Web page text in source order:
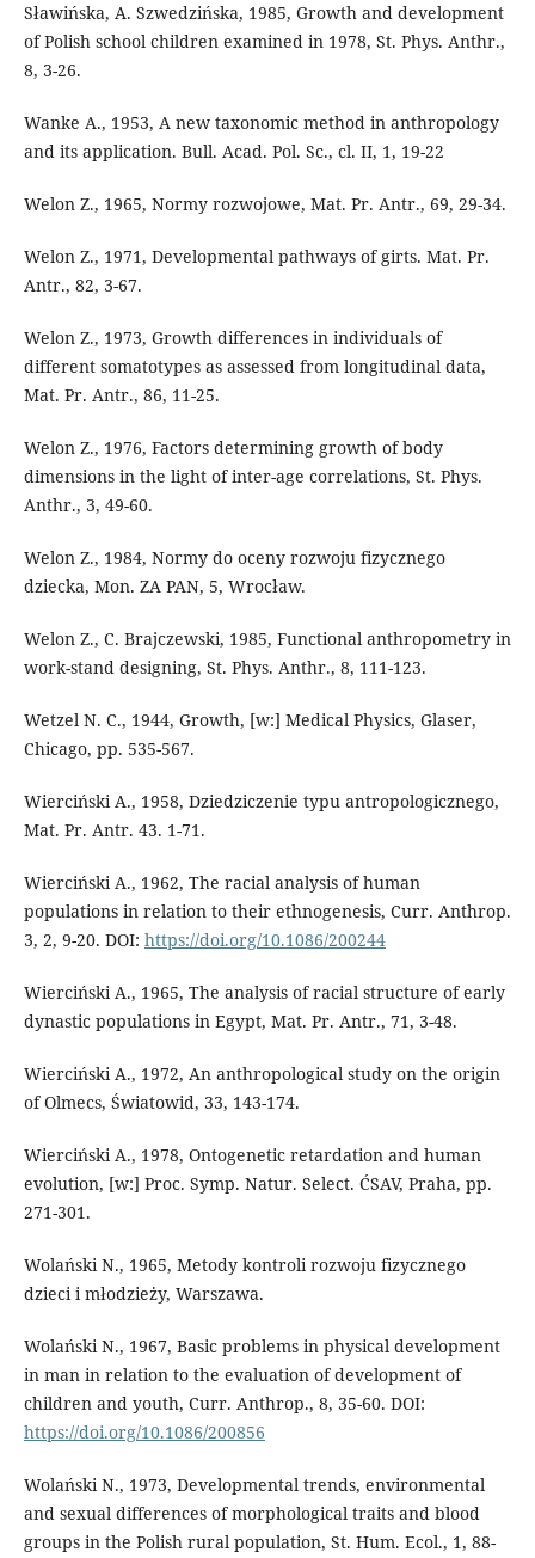
Sławińska, A. Szwedzińska, 1985, Growth and development
of Polish school children examined in 1978, St. Phys. Anthr.,
8, 3-26.
Wanke A., 1953, A new taxonomic method in anthropology
and its application. Bull. Acad. Pol. Sc., cl. II, 1, 19-22
Welon Z., 1965, Normy rozwojowe, Mat. Pr. Antr., 69, 29-34.
Welon Z., 1971, Developmental pathways of girts. Mat. Pr.
Antr., 82, 3-67.
Welon Z., 1973, Growth differences in individuals of
different somatotypes as assessed from longitudinal data,
Mat. Pr. Antr., 86, 11-25.
Welon Z., 1976, Factors determining growth of body
dimensions in the light of inter-age correlations, St. Phys.
Anthr., 3, 49-60.
Welon Z., 1984, Normy do oceny rozwoju fizycznego
dziecka, Mon. ZA PAN, 5, Wrocław.
Welon Z., C. Brajczewski, 1985, Functional anthropometry in
work-stand designing, St. Phys. Anthr., 8, 111-123.
Wetzel N. C., 1944, Growth, [w:] Medical Physics, Glaser,
Chicago, pp. 535-567.
Wierciński A., 1958, Dziedziczenie typu antropologicznego,
Mat. Pr. Antr. 43. 1-71.
Wierciński A., 1962, The racial analysis of human
populations in relation to their ethnogenesis, Curr. Anthrop.
3, 2, 9-20. DOI: https://doi.org/10.1086/200244
Wierciński A., 1965, The analysis of racial structure of early
dynastic populations in Egypt, Mat. Pr. Antr., 71, 3-48.
Wierciński A., 1972, An anthropological study on the origin
of Olmecs, Światowid, 33, 143-174.
Wierciński A., 1978, Ontogenetic retardation and human
evolution, [w:] Proc. Symp. Natur. Select. ĆSAV, Praha, pp.
271-301.
Wolański N., 1965, Metody kontroli rozwoju fizycznego
dzieci i młodzieży, Warszawa.
Wolański N., 1967, Basic problems in physical development
in man in relation to the evaluation of development of
children and youth, Curr. Anthrop., 8, 35-60. DOI:
https://doi.org/10.1086/200856
Wolański N., 1973, Developmental trends, environmental
and sexual differences of morphological traits and blood
groups in the Polish rural population, St. Hum. Ecol., 1, 88-